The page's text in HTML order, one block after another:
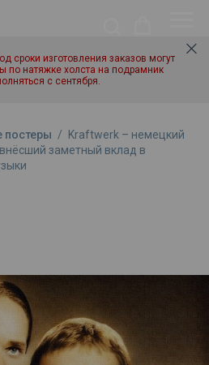
сроки изготовления заказов могут
по натяжке холста на подрамник
с сентября.
постеры /
Kraftwerk – немецкий
заметный вклад в